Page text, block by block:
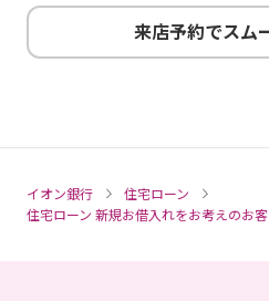
来店予約でスム
イオン銀行
住宅ローン
住宅ローン 新規お借入れをお考えのお